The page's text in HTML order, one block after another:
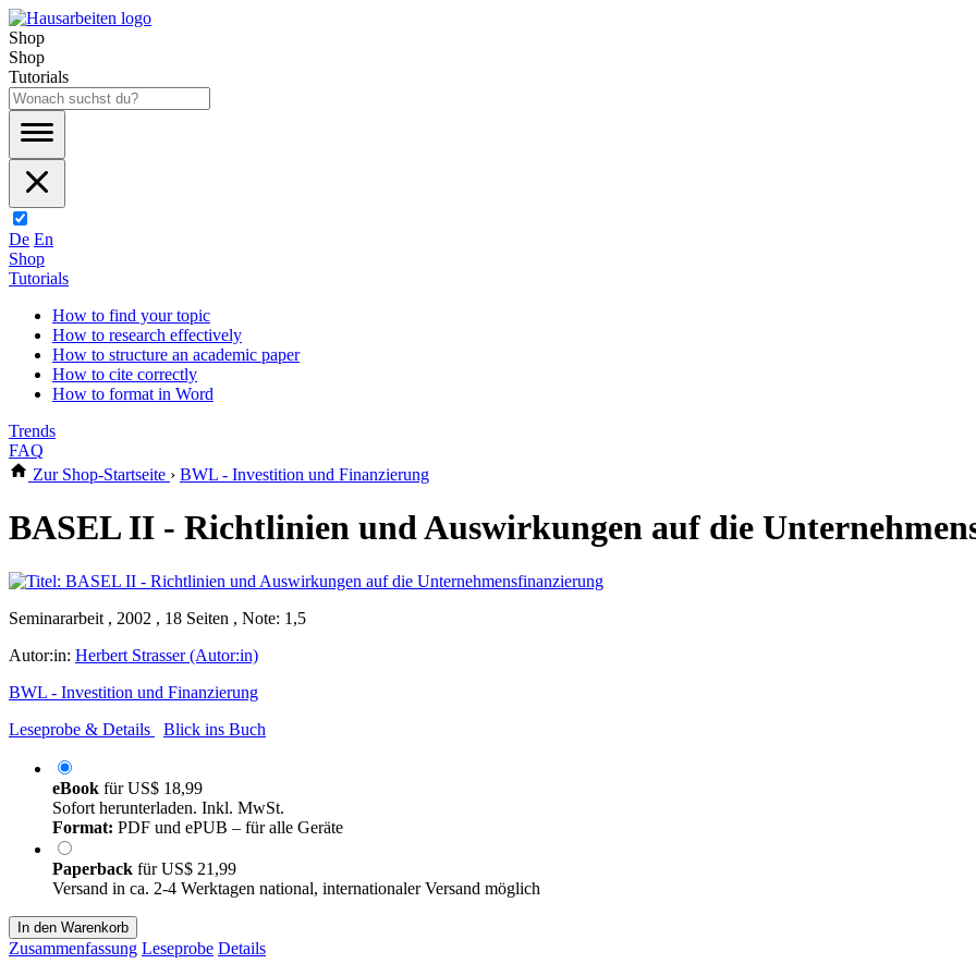
Shop
Shop
Tutorials
De En
Shop
Tutorials
How to find your topic
How to research effectively
How to structure an academic paper
How to cite correctly
How to format in Word
Trends
FAQ
Zur Shop-Startseite › BWL - Investition und Finanzierung
BASEL II - Richtlinien und Auswirkungen auf die
Seminararbeit , 2002 , 18 Seiten , Note: 1,5
Autor:in: Herbert Strasser (Autor:in)
BWL - Investition und Finanzierung
Leseprobe & Details
Blick ins Buch
eBook fürUS$ 18,99
Sofort herunterladen. Inkl. MwSt.
Format: PDF und ePUB – für alle Geräte
Paperback fürUS$ 21,99
Versand in ca. 2-4 Werktagen national, internationaler Versand möglich
In den Warenkorb
Zusammenfassung Leseprobe Details